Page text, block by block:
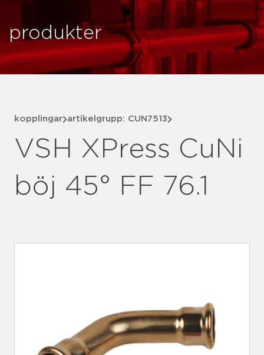
produkter
kopplingar artikelgrupp: CUN7513
VSH XPress CuNi
böj 45° FF 76.1